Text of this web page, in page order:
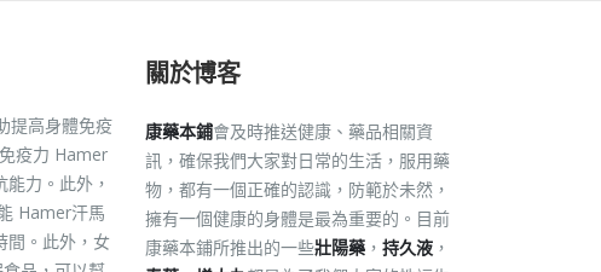
提高身體免疫
疫力 Hamer
力。此外，
Hamer汗馬
間。此外，女
關於博客
康藥本鋪會及時推送健康、藥品相關資
訊，確保我們大家對日常的生活，服用藥
物，都有一個正確的認識，防範於未然，
擁有一個健康的身體是最為重要的。目前
康藥本鋪所推出的一些壯陽藥 ， 持久液 ，